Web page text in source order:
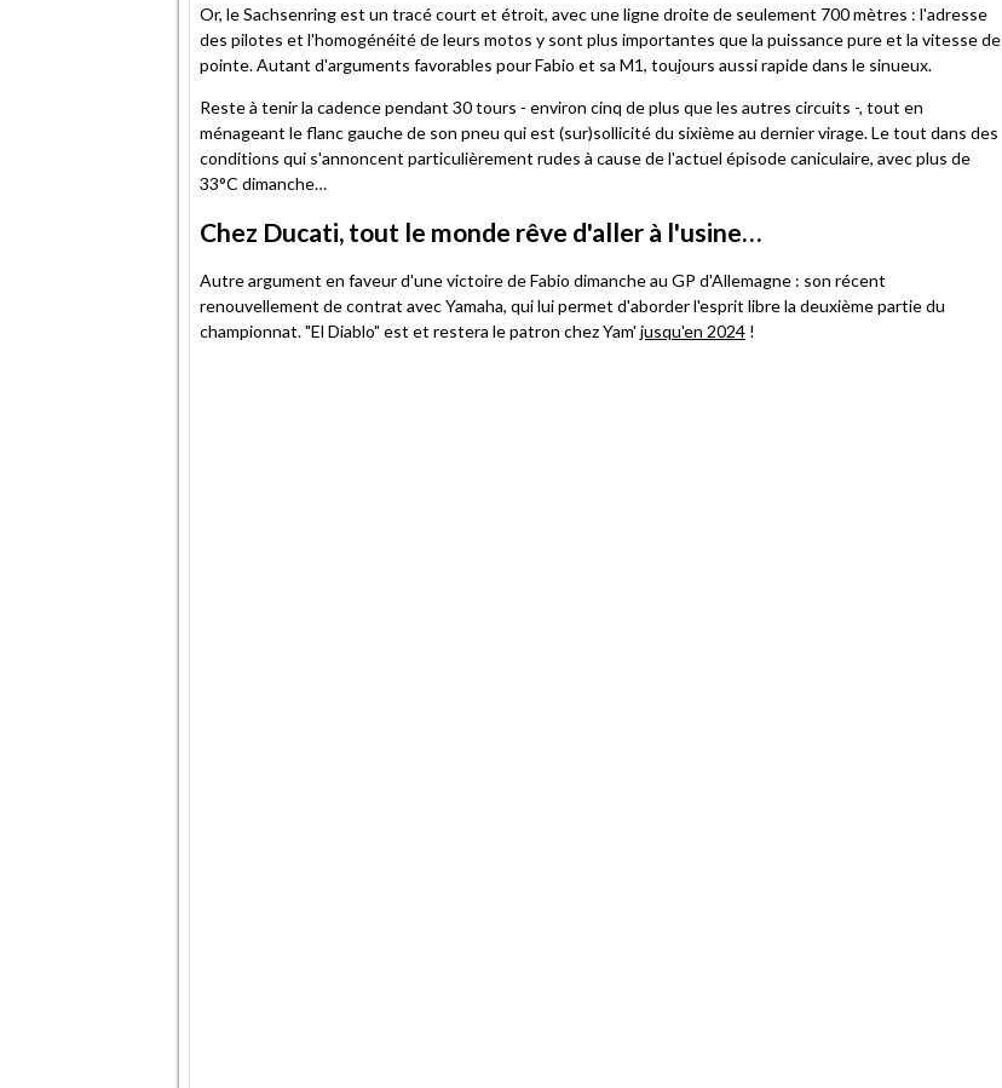
Or, le Sachsenring est un tracé court et étroit, avec une ligne droite de seulement 700 mètres : l'adresse
des pilotes et l'homogénéité de leurs motos y sont plus importantes que la puissance pure et la vitesse de
pointe. Autant d'arguments favorables pour Fabio et sa M1, toujours aussi rapide dans le sinueux.
Reste à tenir la cadence pendant 30 tours - environ cinq de plus que les autres circuits -, tout en
ménageant le flanc gauche de son pneu qui est (sur)sollicité du sixième au dernier virage. Le tout dans des
conditions qui s'annoncent particulièrement rudes à cause de l'actuel épisode caniculaire, avec plus de
33°C dimanche…
Chez Ducati, tout le monde rêve d'aller à l'usine…
Autre argument en faveur d'une victoire de Fabio dimanche au GP d'Allemagne : son récent
renouvellement de contrat avec Yamaha, qui lui permet d'aborder l'esprit libre la deuxième partie du
championnat. "El Diablo" est et restera le patron chez Yam' jusqu'en 2024 !